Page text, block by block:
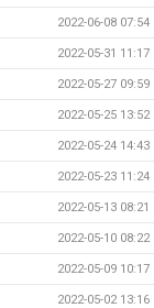
2022-06-08 07:54
2022-05-31 11:17
2022-05-27 09:59
2022-05-25 13:52
2022-05-24 14:43
2022-05-23 11:24
2022-05-13 08:21
2022-05-10 08:22
2022-05-09 10:17
2022-05-02 13:16